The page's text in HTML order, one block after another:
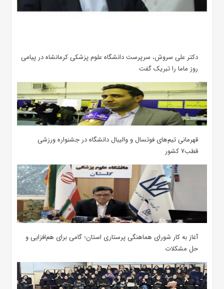
دکتر علی سروش، سرپرست دانشگاه علوم پزشکی کرمانشاه در پیامی
روز ماما را تبریک گفت
قهرمانی تیم‌های فوتسال و والیبال دانشگاه در جشنواره ورزشی
قطب۷ کشور
آغاز به کار شورای هماهنگی پرستاری استان؛ گامی برای هم‌افزایی و
حل مشکلات